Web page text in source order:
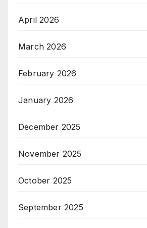
April 2026
March 2026
February 2026
January 2026
December 2025
November 2025
October 2025
September 2025